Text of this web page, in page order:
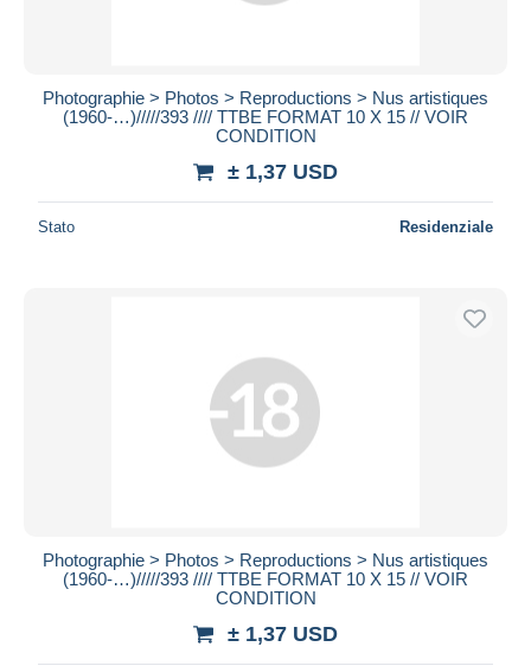
Photographie > Photos > Reproductions > Nus artistiques
(1960-…)/////393 //// TTBE FORMAT 10 X 15 // VOIR
CONDITION
± 1,37 USD
Stato Residenziale
Photographie > Photos > Reproductions > Nus artistiques
(1960-…)/////393 //// TTBE FORMAT 10 X 15 // VOIR
CONDITION
± 1,37 USD